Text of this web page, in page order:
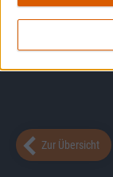
Zur Übersicht